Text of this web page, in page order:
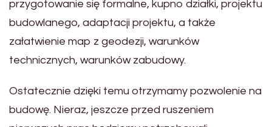
przygotowanie się formalne, kupno działki, projektu
budowlanego, adaptacji projektu, a także
załatwienie map z geodezji, warunków
technicznych, warunków zabudowy.
Ostatecznie dzięki temu otrzymamy pozwolenie na
budowę. Nieraz, jeszcze przed ruszeniem